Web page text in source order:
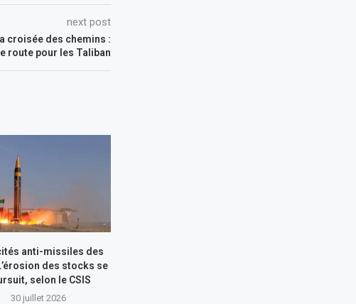
next post
croisée des chemins :
route pour les Taliban
anti-missiles des
des stocks se
selon le CSIS
30 juillet 2026